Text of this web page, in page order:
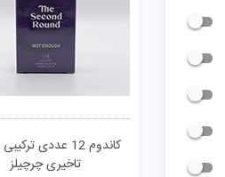
تاخیری چرچیلز